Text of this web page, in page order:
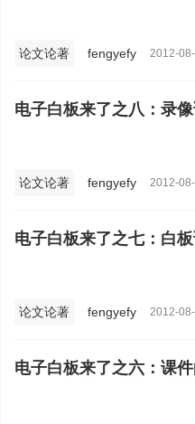
论文论著 fengyefy 2012-
电子白板来了之八：录
论文论著 fengyefy 2012-
电子白板来了之七：白
论文论著 fengyefy 2012-
电子白板来了之六：课